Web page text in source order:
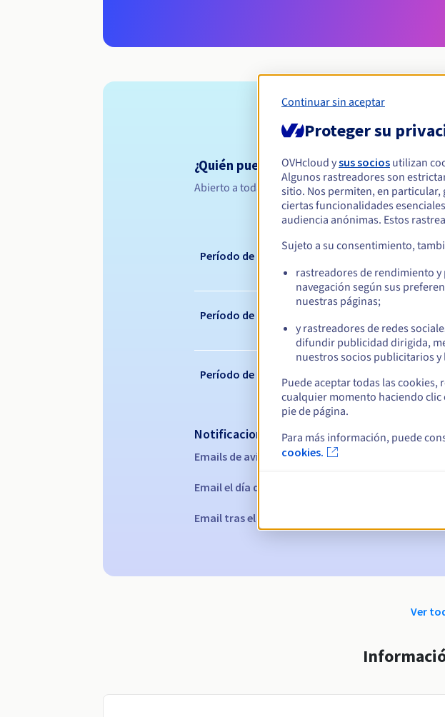
¿Quién puede registrar un .pomorze.pl?
Abierto a todas las personas físicas o jurídicas, sin
Reglas de
Período de registro
Período de renovación
Período de redención
Notificaciones automáticas:
Emails de aviso: 60, 30, 15, 7 y 3 días antes de la
Email el día del vencimiento para notificar la
Email tras el periodo de gracia de redención
Ver
Continuar sin aceptar
Proteger su
OVHcloud ysus socios utilizan
Algunos rastreadores son
sitio. Nos permiten, en
ciertas funcionalidades
audiencia anónimas. Estos
Sujeto a su consentimiento,
rastreadores de rendimiento
navegación según sus
nuestras páginas;
y rastreadores de redes
difundir publicidad dirigida,
nuestros socios publicitarios y
Puede aceptar todas las cookies,
cualquier momento haciendo clic
pie de página.
Para más información, puede
cookies.